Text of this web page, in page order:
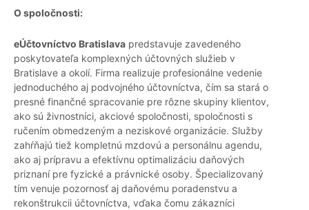
O spoločnosti:
eÚčtovníctvo Bratislava predstavuje zavedeného
poskytovateľa komplexných účtovných služieb v
Bratislave a okolí. Firma realizuje profesionálne vedenie
jednoduchého aj podvojného účtovníctva, čím sa stará o
presné finančné spracovanie pre rôzne skupiny klientov,
ako sú živnostníci, akciové spoločnosti, spoločnosti s
ručením obmedzeným a neziskové organizácie. Služby
zahŕňajú tiež kompletnú mzdovú a personálnu agendu,
ako aj prípravu a efektívnu optimalizáciu daňových
priznaní pre fyzické a právnické osoby. Špecializovaný
tím venuje pozornosť aj daňovému poradenstvu a
rekonštrukcii účtovníctva, vďaka čomu zákazníci